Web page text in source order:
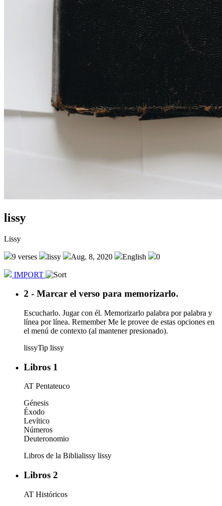
lissy
Lissy
9 verses lissy Aug. 8, 2020 English 0
IMPORT
2 - Marcar el verso para memorizarlo.
Escucharlo. Jugar con él. Memorizarlo palabra por palabra y
línea por línea. Remember Me le provee de estas opciones en
el menú de contexto (al mantener presionado).
lissyTip lissy
Libros 1
AT Pentateuco
Génesis
Éxodo
Levítico
Números
Deuteronomio
Libros de la Biblialissy lissy
Libros 2
AT Históricos